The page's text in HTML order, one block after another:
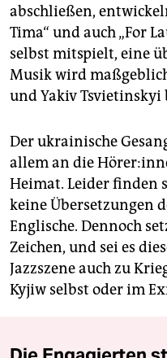
abschließen,
Tima“ und auch „For
selbst mitspielt, eine
Musik wird
und Yakiv Tsvietinskyi
Der ukrainische
allem an die
Heimat. Leider finden
keine Übersetzungen
Englische. Dennoch
Zeichen, und sei es
Jazzszene auch zu
Kyjiw selbst oder im